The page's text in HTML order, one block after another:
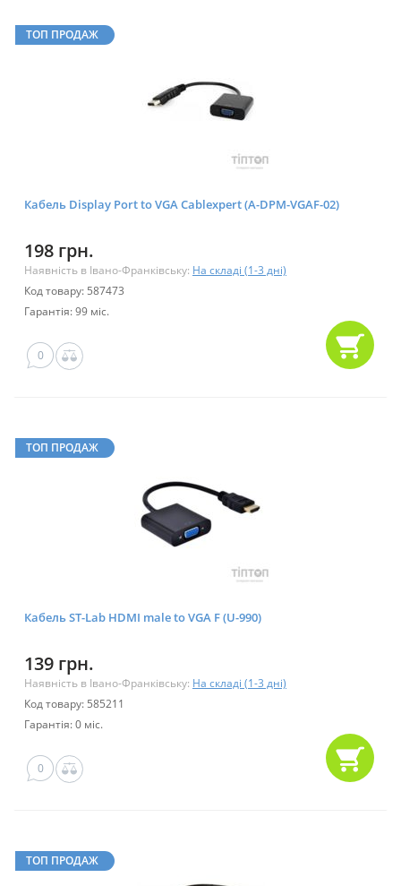
ТОП ПРОДАЖ
Кабель Display Port to VGA Cablexpert (A-DPM-VGAF-02)
198 грн.
Наявність в Івано-Франківську: На складі (1-3 дні)
Код товару: 587473
Гарантія: 99 міс.
0
ТОП ПРОДАЖ
Кабель ST-Lab HDMI male to VGA F (U-990)
139 грн.
Наявність в Івано-Франківську: На складі (1-3 дні)
Код товару: 585211
Гарантія: 0 міс.
0
ТОП ПРОДАЖ